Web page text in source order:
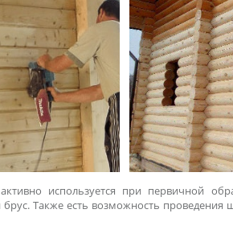
используется при первичной
Также есть возможность проведения